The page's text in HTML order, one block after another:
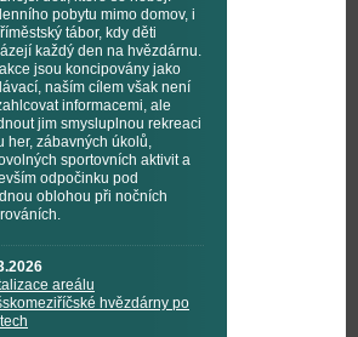
pobytu mimo domov, i
tábor, kdy děti
každý den na hvězdárnu.
jsou koncipovány jako
naším cílem však není
informacemi, ale
jim smysluplnou rekreaci
her, zábavných úkolů,
sportovních aktivit a
odpočinku pod
oblohou při nočních
areálu
hvězdárny po